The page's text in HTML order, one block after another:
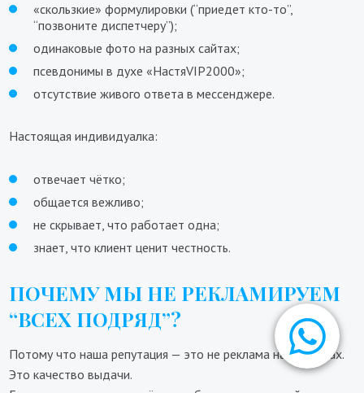
«скользкие» формулировки (“приедет кто-то”,
“позвоните диспетчеру”);
одинаковые фото на разных сайтах;
псевдонимы в духе «НастяVIP2000»;
отсутствие живого ответа в мессенджере.
Настоящая индивидуалка:
отвечает чётко;
общается вежливо;
не скрывает, что работает одна;
знает, что клиент ценит честность.
ПОЧЕМУ МЫ НЕ РЕКЛАМИРУЕМ
“ВСЕХ ПОДРЯД”?
Потому что наша репутация — это не реклама на баннерах.
Это качество выдачи.